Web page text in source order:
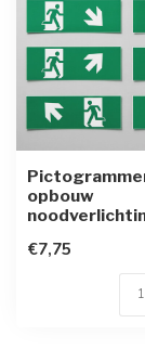
opbouw
€7,75